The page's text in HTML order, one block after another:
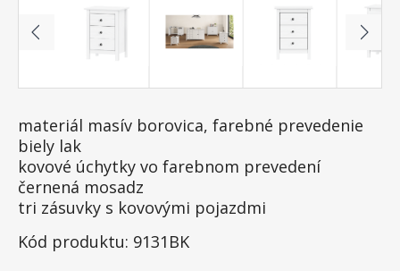
materiál masív borovica, farebné prevedenie
biely lak
kovové úchytky vo farebnom prevedení
černená mosadz
tri zásuvky s kovovými pojazdmi
Kód produktu: 9131BK